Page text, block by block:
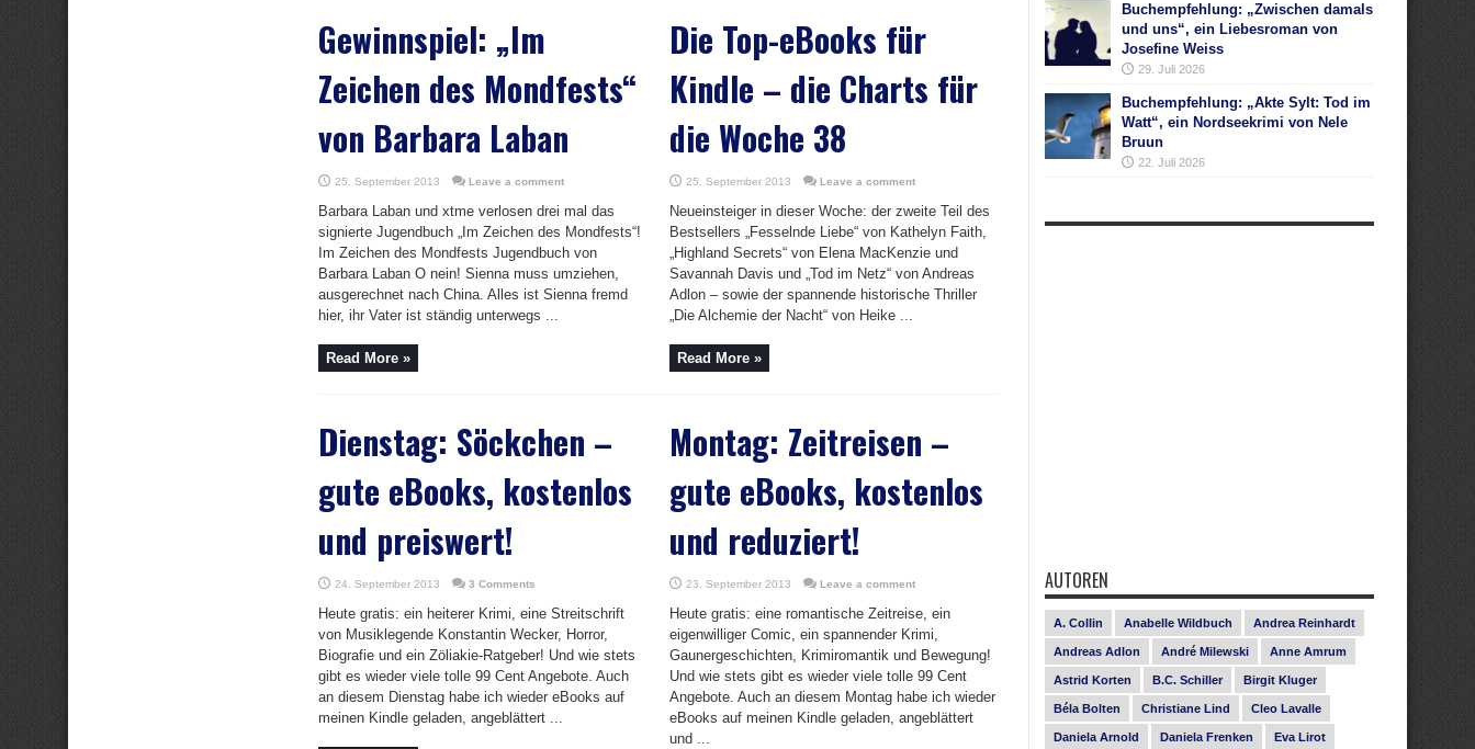
Gewinnspiel: „Im
Zeichen des Mondfests“
von Barbara Laban
25. September 2013 Leave a comment
Barbara Laban und xtme verlosen drei mal das
signierte Jugendbuch „Im Zeichen des Mondfests“!
Im Zeichen des Mondfests Jugendbuch von
Barbara Laban O nein! Sienna muss umziehen,
ausgerechnet nach China. Alles ist Sienna fremd
hier, ihr Vater ist ständig unterwegs ...
Read More »
Die Top-eBooks für
Kindle – die Charts für
die Woche 38
25. September 2013 Leave a comment
Neueinsteiger in dieser Woche: der zweite Teil des
Bestsellers „Fesselnde Liebe“ von Kathelyn Faith,
„Highland Secrets“ von Elena MacKenzie und
Savannah Davis und „Tod im Netz“ von Andreas
Adlon – sowie der spannende historische Thriller
„Die Alchemie der Nacht“ von Heike ...
Read More »
Dienstag: Söckchen –
gute eBooks, kostenlos
und preiswert!
24. September 2013 3 Comments
Heute gratis: ein heiterer Krimi, eine Streitschrift
von Musiklegende Konstantin Wecker, Horror,
Biografie und ein Zöliakie-Ratgeber! Und wie stets
gibt es wieder viele tolle 99 Cent Angebote. Auch
an diesem Dienstag habe ich wieder eBooks auf
meinen Kindle geladen, angeblättert ...
Montag: Zeitreisen –
gute eBooks, kostenlos
und reduziert!
23. September 2013 Leave a comment
Heute gratis: eine romantische Zeitreise, ein
eigenwilliger Comic, ein spannender Krimi,
Gaunergeschichten, Krimiromantik und Bewegung!
Und wie stets gibt es wieder viele tolle 99 Cent
Angebote. Auch an diesem Montag habe ich wieder
eBooks auf meinen Kindle geladen, angeblättert
und ...
Buchempfehlung: „Zwischen damals
und uns“, ein Liebesroman von
Josefine Weiss
29. Juli 2026
Buchempfehlung: „Akte Sylt: Tod im
Watt“, ein Nordseekrimi von Nele
Bruun
22. Juli 2026
AUTOREN
A. Collin Anabelle Wildbuch Andrea Reinhardt
Andreas Adlon André Milewski Anne Amrum
Astrid Korten B.C. Schiller Birgit Kluger
Béla Bolten Christiane Lind Cleo Lavalle
Daniela Arnold Daniela Frenken Eva Lirot